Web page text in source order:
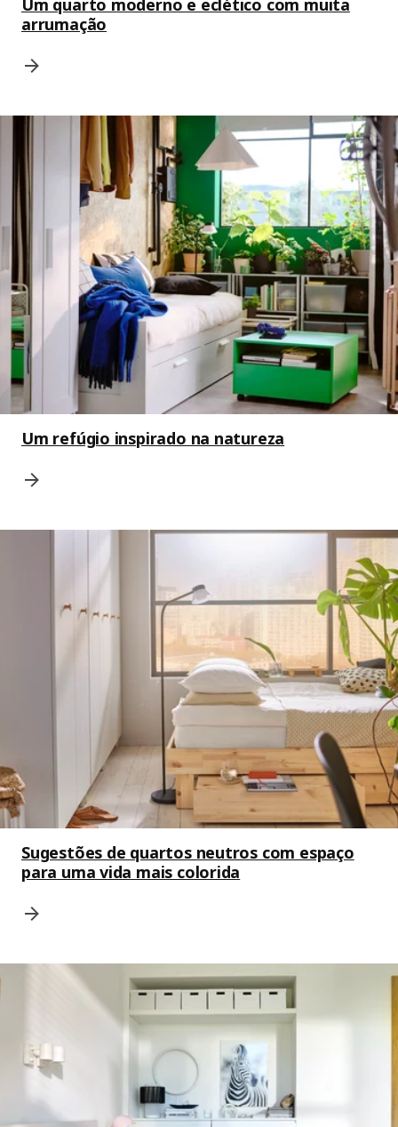
Um quarto moderno e eclético com muita
arrumação
Um refúgio inspirado na natureza
Sugestões de quartos neutros com espaço
para uma vida mais colorida